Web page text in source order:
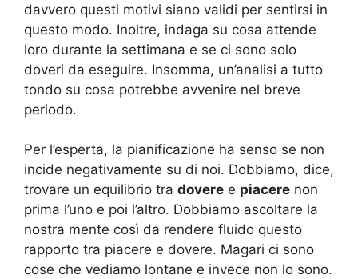
davvero questi motivi siano validi per sentirsi in
questo modo. Inoltre, indaga su cosa attende
loro durante la settimana e se ci sono solo
doveri da eseguire. Insomma, un’analisi a tutto
tondo su cosa potrebbe avvenire nel breve
periodo.
Per l’esperta, la pianificazione ha senso se non
incide negativamente su di noi. Dobbiamo, dice,
trovare un equilibrio tra dovere e piacere non
prima l’uno e poi l’altro. Dobbiamo ascoltare la
nostra mente così da rendere fluido questo
rapporto tra piacere e dovere. Magari ci sono
cose che vediamo lontane e invece non lo sono.